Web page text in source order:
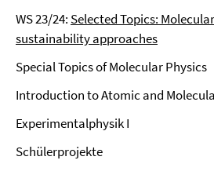
WS 23/24: Selected Topics:
sustainability approaches
Special Topics of Molecular Physics
Introduction to Atomic and
Experimentalphysik I
Schülerprojekte